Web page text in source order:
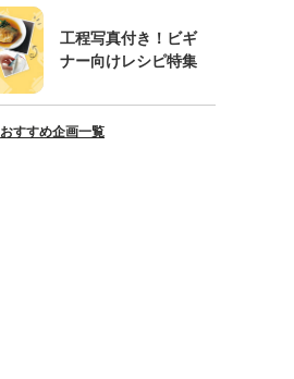
工程写真付き！ビギ
ナー向けレシピ特集
おすすめ企画一覧